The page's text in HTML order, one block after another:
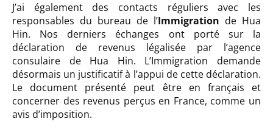
J’ai également des contacts réguliers avec les
responsables du bureau de l’Immigration de Hua
Hin. Nos derniers échanges ont porté sur la
déclaration de revenus légalisée par l’agence
consulaire de Hua Hin. L’Immigration demande
désormais un justificatif à l’appui de cette déclaration.
Le document présenté peut être en français et
concerner des revenus perçus en France, comme un
avis d’imposition.